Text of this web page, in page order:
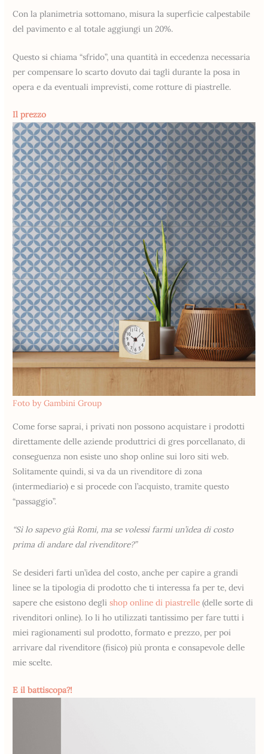
Con la planimetria sottomano, misura la superficie calpestabile
del pavimento e al totale aggiungi un 20%.
Questo si chiama “sfrido”, una quantità in eccedenza necessaria
per compensare lo scarto dovuto dai tagli durante la posa in
opera e da eventuali imprevisti, come rotture di piastrelle.
Il prezzo
Foto by Gambini Group
Come forse saprai, i privati non possono acquistare i prodotti
direttamente delle aziende produttrici di gres porcellanato, di
conseguenza non esiste uno shop online sui loro siti web.
Solitamente quindi, si va da un rivenditore di zona
(intermediario) e si procede con l’acquisto, tramite questo
“passaggio”.
“Sì lo sapevo già Romi, ma se volessi farmi un’idea di costo
prima di andare dal rivenditore?”
Se desideri farti un’idea del costo, anche per capire a grandi
linee se la tipologia di prodotto che ti interessa fa per te, devi
sapere che esistono deglishop online di piastrelle (delle sorte di
rivenditori online). Io li ho utilizzati tantissimo per fare tutti i
miei ragionamenti sul prodotto, formato e prezzo, per poi
arrivare dal rivenditore (fisico) più pronta e consapevole delle
mie scelte.
E il battiscopa?!